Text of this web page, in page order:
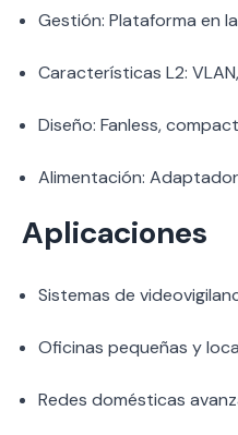
Gestión: Plataforma en
Características L2:
Diseño: Fanless,
Alimentación:
Aplicaciones
Sistemas de
Oficinas pequeñas y
Redes domésticas